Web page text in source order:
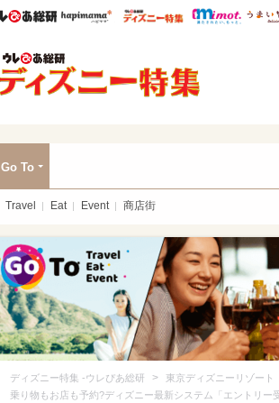
ウレぴあ総研ハピママ* ウレぴあ総研
Go To
Travel Eat Event 商店街
ディズニー特集 -ウレぴあ総研 > 東京ディズニーリゾート
乗り物もお店も予約?ディズニー最新システム「エントリー